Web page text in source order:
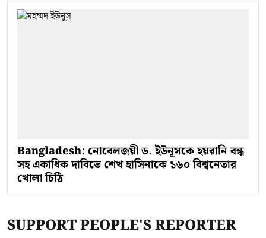
Bangladesh: নোবেলজয়ী ড. ইউনূসকে হয়রানি বন্ধ
সহ একাধিক দাবিতে শেখ হাসিনাকে ১৬০ বিশ্বনেতার
খোলা চিঠি
SUPPORT PEOPLE'S REPORTER